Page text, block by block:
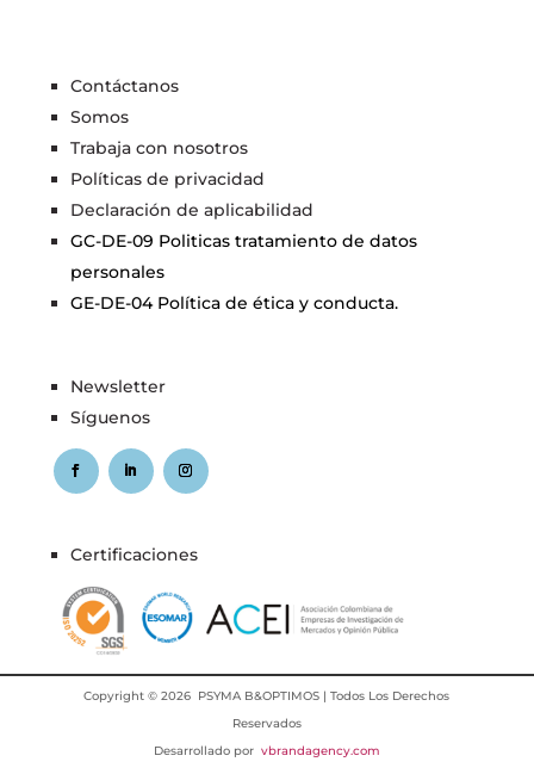
Contáctanos
Somos
Trabaja con nosotros
Políticas de privacidad
Declaración de aplicabilidad
GC-DE-09 Politicas tratamiento de datos
personales
GE-DE-04 Política de ética y conducta.
Newsletter
Síguenos
Certificaciones
Copyright © 2026 PSYMA B&OPTIMOS | Todos Los Derechos
Reservados
Desarrollado por vbrandagency.com